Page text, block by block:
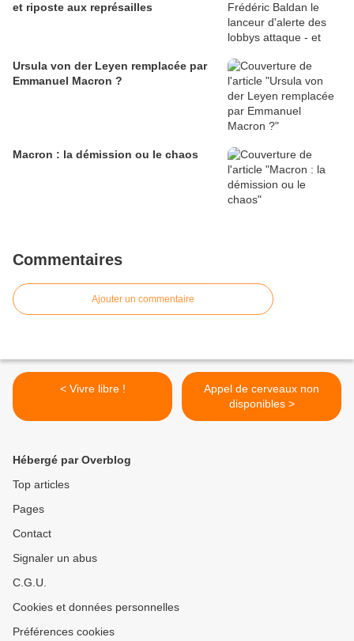
et riposte aux représailles
Ursula von der Leyen remplacée par
Emmanuel Macron ?
Macron : la démission ou le chaos
Commentaires
Ajouter un commentaire
< Vivre libre !
Appel de cerveaux non
disponibles >
Hébergé par Overblog
Top articles
Pages
Contact
Signaler un abus
C.G.U.
Cookies et données personnelles
Préférences cookies